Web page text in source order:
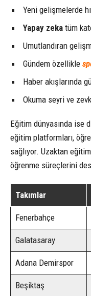
Yeni gelişmelerde
Yapay zeka tüm
Umutlandıran
Gündem özellikle
Haber akışlarında
Okuma seyri ve
Eğitim dünyasında ise
eğitim platformları,
sağlıyor. Uzaktan
öğrenme süreçlerini
Takımlar
Fenerbahçe
Galatasaray
Adana Demirspor
Beşiktaş